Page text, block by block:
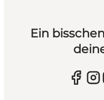
Ein